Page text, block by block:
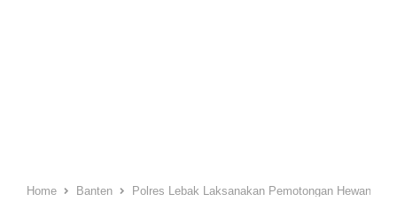
Home Banten Polres Lebak Laksanakan Pemotongan Hewan